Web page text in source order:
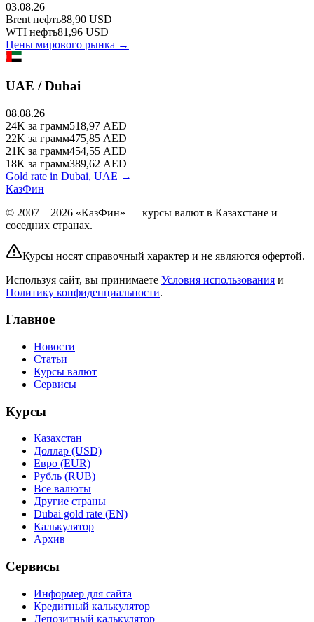
03.08.26
Brent нефть88,90 USD
WTI нефть81,96 USD
Цены мирового рынка →
UAE / Dubai
08.08.26
24K за грамм518,97 AED
22K за грамм475,85 AED
21K за грамм454,55 AED
18K за грамм389,62 AED
Gold rate in Dubai, UAE →
КазФин
© 2007—2026 «КазФин» — курсы валют в Казахстане и
соседних странах.
Курсы носят справочный характер и не являются офертой.
Используя сайт, вы принимаете Условия использования и
Политику конфиденциальности.
Главное
Новости
Статьи
Курсы валют
Сервисы
Курсы
Казахстан
Доллар (USD)
Евро (EUR)
Рубль (RUB)
Все валюты
Другие страны
Dubai gold rate (EN)
Калькулятор
Архив
Сервисы
Информер для сайта
Кредитный калькулятор
Депозитный калькулятор